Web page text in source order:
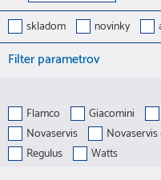
skladom
novinky
Filter parametrov
Flamco Giacomini
Novaservis
Novaservis
Regulus
Watts